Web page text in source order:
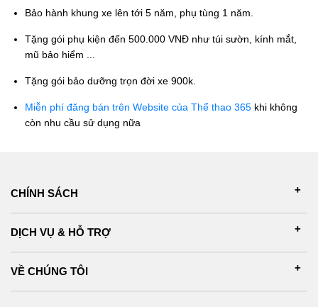
Bảo hành khung xe lên tới 5 năm, phụ tùng 1 năm.
Tặng gói phụ kiện đến 500.000 VNĐ như túi sườn, kính mắt,
mũ bảo hiểm ...
Tặng gói bảo dưỡng trọn đời xe 900k.
Miễn phí đăng bán trên Website của Thể thao 365 khi không
còn nhu cầu sử dụng nữa
CHÍNH SÁCH
DỊCH VỤ & HỖ TRỢ
VỀ CHÚNG TÔI